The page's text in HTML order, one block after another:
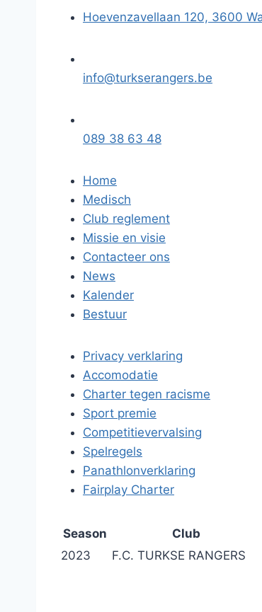
Hoevenzavellaan 120, 3600
info@turkserangers.be
089 38 63 48
Home
Medisch
Club reglement
Missie en visie
Contacteer ons
News
Kalender
Bestuur
Privacy verklaring
Accomodatie
Charter tegen racisme
Sport premie
Competitievervalsing
Spelregels
Panathlonverklaring
Fairplay Charter
Season Club
2023
F.C. TURKSE RANGERS